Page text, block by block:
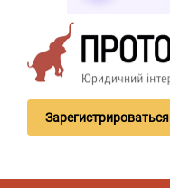
Зарегистрироваться